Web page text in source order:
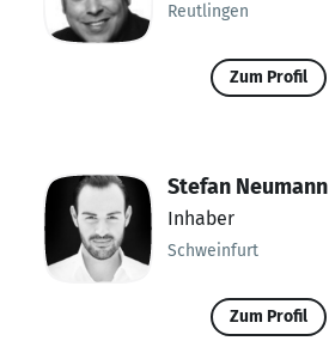
Reutlingen
Zum Profil
Stefan Neumann
Inhaber
Schweinfurt
Zum Profil